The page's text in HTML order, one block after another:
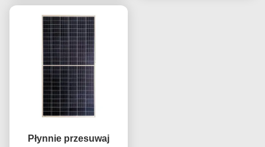
Płynnie przesuwaj